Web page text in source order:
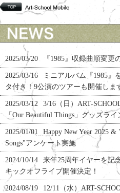
2025/03/20 『1985』収録曲順変更
2025/03/16
ミニアルバム『1985』
タ付き！9公演のツアーも開催しま
2025/03/12
3/16（日）ART-
「Our Beautiful Things」グッズラ
2025/01/01
Happy New Year 2025
Songs"アンケート実施
2024/10/14
来年25周年イヤーを記
キックオフライブ開催決定！
2024/08/19
12/11（水）ART-